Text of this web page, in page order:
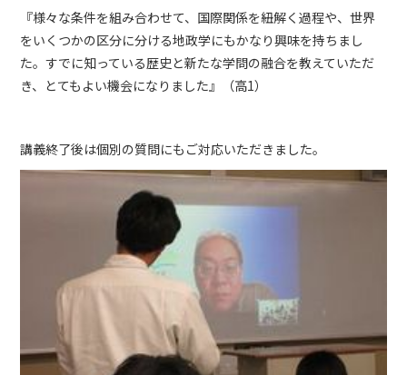
『様々な条件を組み合わせて、国際関係を紐解く過程や、世界
をいくつかの区分に分ける地政学にもかなり興味を持ちまし
た。すでに知っている歴史と新たな学問の融合を教えていただ
き、とてもよい機会になりました』（高1）
講義終了後は個別の質問にもご対応いただきました。